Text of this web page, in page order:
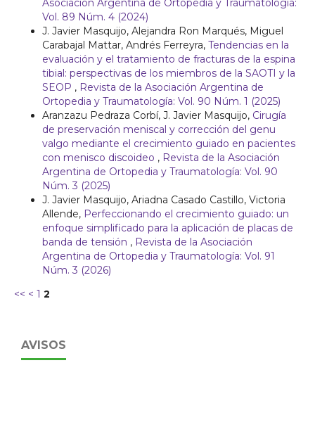
Asociación Argentina de Ortopedia y Traumatología:
Vol. 89 Núm. 4 (2024)
J. Javier Masquijo, Alejandra Ron Marqués, Miguel
Carabajal Mattar, Andrés Ferreyra, Tendencias en la
evaluación y el tratamiento de fracturas de la espina
tibial: perspectivas de los miembros de la SAOTI y la
SEOP , Revista de la Asociación Argentina de
Ortopedia y Traumatología: Vol. 90 Núm. 1 (2025)
Aranzazu Pedraza Corbí, J. Javier Masquijo, Cirugía
de preservación meniscal y corrección del genu
valgo mediante el crecimiento guiado en pacientes
con menisco discoideo , Revista de la Asociación
Argentina de Ortopedia y Traumatología: Vol. 90
Núm. 3 (2025)
J. Javier Masquijo, Ariadna Casado Castillo, Victoria
Allende, Perfeccionando el crecimiento guiado: un
enfoque simplificado para la aplicación de placas de
banda de tensión , Revista de la Asociación
Argentina de Ortopedia y Traumatología: Vol. 91
Núm. 3 (2026)
<< < 1 2
AVISOS